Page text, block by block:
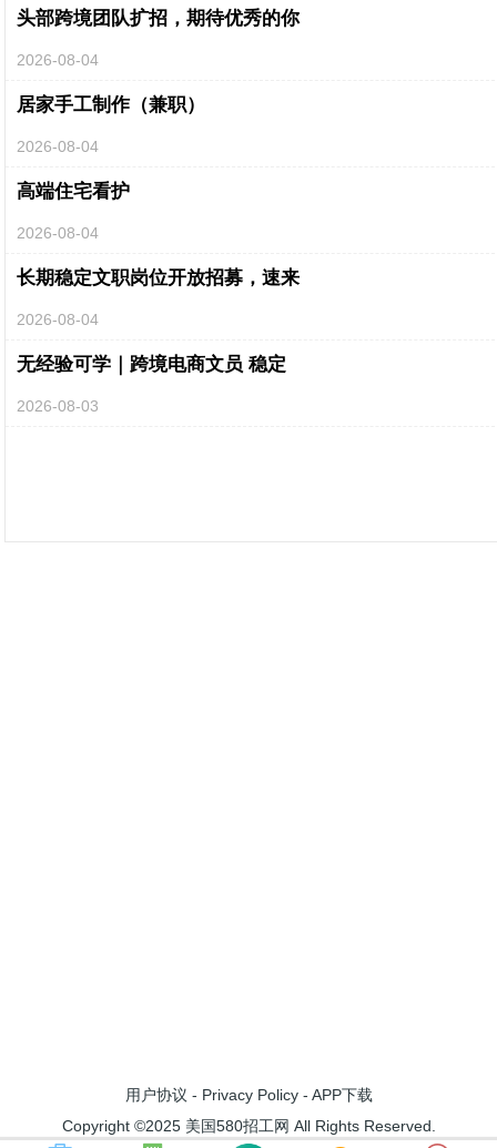
头部跨境团队扩招，期待优秀的你
2026-08-04
居家手工制作（兼职）
2026-08-04
高端住宅看护
2026-08-04
长期稳定文职岗位开放招募，速来
2026-08-04
无经验可学｜跨境电商文员 稳定
2026-08-03
用户协议 - Privacy Policy- APP下载
Copyright ©2025 美国580招工网 All Rights Reserved.